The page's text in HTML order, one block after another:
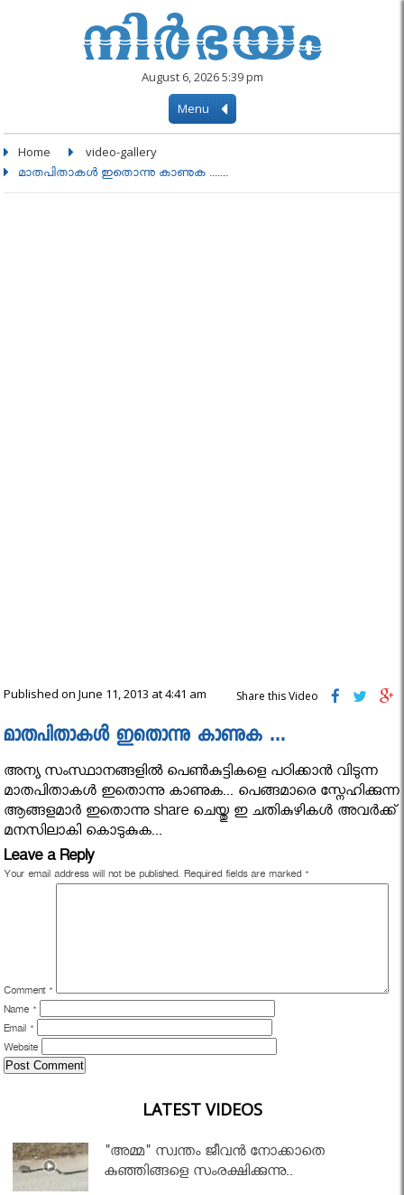
August 6, 2026 5:39 pm
Menu
Home video-gallery
മാതപിതാകള്‍ ഇതൊന്നു കാണുക .......
Published on June 11, 2013 at 4:41 am Share this Video
മാതപിതാകള്‍ ഇതൊന്നു കാണുക …
അന്യ സംസ്ഥാനങ്ങളില്‍ പെണ്‍കുട്ടികളെ പഠിക്കാന്‍ വിടുന്ന
മാതപിതാകള്‍ ഇതൊന്നു കാണുക... പെങ്ങമാരെ സ്നേഹിക്കുന്ന
ആങ്ങളമാര്‍ ഇതൊന്നു share ചെയ്തു ഇ ചതികുഴികള്‍ അവര്‍ക്ക്
മനസിലാകി കൊടുകുക...
Leave a Reply
Your email address will not be published. Required fields are marked *
Comment *
Name *
Email *
Website
LATEST VIDEOS
"അമ്മ" സ്വന്തം ജീവൻ നോക്കാതെ
കുഞ്ഞിങ്ങളെ സംരക്ഷിക്കുന്നു..